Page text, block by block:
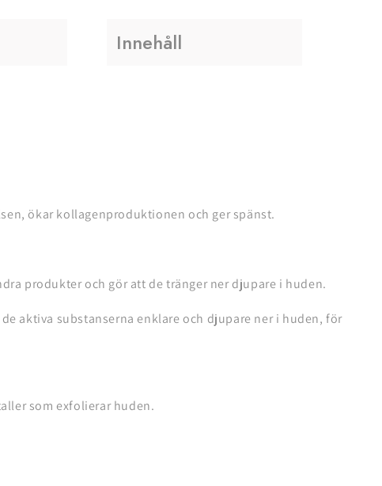
Innehåll
ökar kollagenproduktionen och ger spänst.
produkter och gör att de tränger ner djupare i huden.
aktiva substanserna enklare och djupare ner i huden, för
som exfolierar huden.